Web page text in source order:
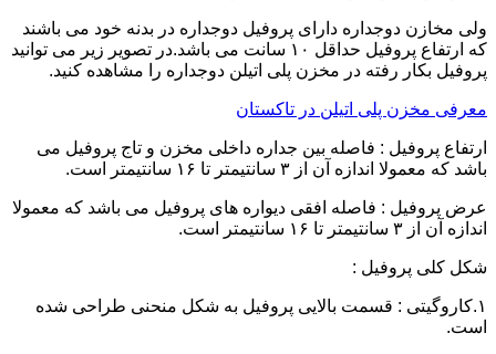
ولی مخازن دوجداره دارای پروفیل دوجداره در بدنه خود می باشند
که ارتفاع پروفیل حداقل ۱۰ سانت می باشد.در تصویر زیر می توانید
پروفیل بکار رفته در مخزن پلی اتیلن دوجداره را مشاهده کنید.
معرفی مخزن پلی اتیلن در تاکستان
ارتفاع پروفیل : فاصله بین جداره داخلی مخزن و تاج پروفیل می
باشد که معمولا اندازه آن از ۳ سانتیمتر تا ۱۶ سانتیمتر است.
عرض پروفیل : فاصله افقی دیواره های پروفیل می باشد که معمولا
اندازه آن از ۳ سانتیمتر تا ۱۶ سانتیمتر است.
شکل کلی پروفیل :
۱.کاروگیتی : قسمت بالایی پروفیل به شکل منحنی طراحی شده
است.